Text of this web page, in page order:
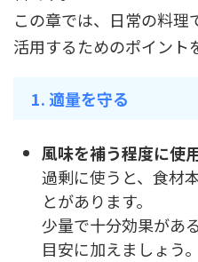
この章では、日常の料理
活用するためのポイント
1. 適量を守る
風味を補う程度に使
過剰に使うと、食材
とがあります。
少量で十分効果があ
目安に加えましょう。